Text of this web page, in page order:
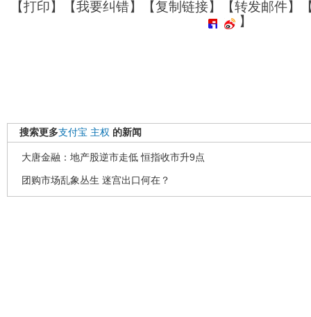
【打印】【我要纠错】【复制链接】【转发邮件】
】
搜索更多支付宝 主权 的新闻
大唐金融：地产股逆市走低 恒指收市升9点
团购市场乱象丛生 迷宫出口何在？